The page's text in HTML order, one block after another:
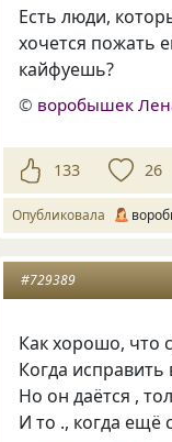
Есть люди,
хочется пожать
кайфуешь?
© воробышек
133 26
Опубликовала
#729389
Как хорошо, что
Когда
Но он даётся ,
И то ., когда ещё